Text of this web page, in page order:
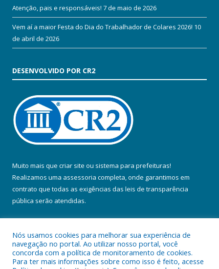
Atenção, pais e responsáveis! 7 de maio de 2026
Vem aí a maior Festa do Dia do Trabalhador de Colares 2026! 10
de abril de 2026
DESENVOLVIDO POR CR2
Muito mais que criar site ou sistema para prefeituras!
Realizamos uma assessoria completa, onde garantimos em
contrato que todas as exigências das leis de transparência
pública serão atendidas.
Nós usamos cookies para melhorar sua experiência de
navegação no portal. Ao utilizar nosso portal, você
concorda com a política de monitoramento de cookies.
Para ter mais informações sobre como isso é feito, acesse